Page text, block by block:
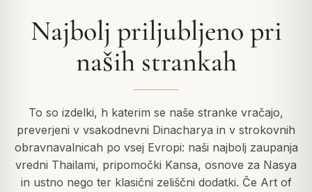
Najbolj priljubljeno pri
naših strankah
To so izdelki, h katerim se naše stranke vračajo,
preverjeni v vsakodnevni Dinacharya in v strokovnih
obravnavalnicah po vsej Evropi: naši najbolj zaupanja
vredni Thailami, pripomočki Kansa, osnove za Nasya
in ustno nego ter klasični zeliščni dodatki. Če Art of